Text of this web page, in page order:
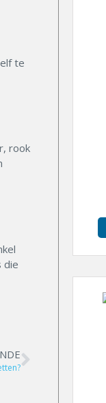
te
rook
die